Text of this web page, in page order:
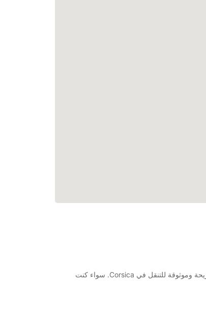
مرحبًا بكم في مكتب تأجير السيارات والشاحنات في Ajaccio Airport Corsica! نحن نقدم خدمات تأجير ممتازة للعملاء الذين يبحثون عن وسيلة مريحة وموثوقة للتنقل في Corsica. سواء كنت